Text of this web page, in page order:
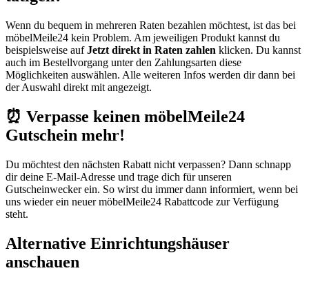
Wenn du bequem in mehreren Raten bezahlen möchtest, ist das bei
möbelMeile24 kein Problem. Am jeweiligen Produkt kannst du
beispielsweise aufJetzt direkt in Raten zahlen klicken. Du kannst
auch im Bestellvorgang unter den Zahlungsarten diese
Möglichkeiten auswählen. Alle weiteren Infos werden dir dann bei
der Auswahl direkt mit angezeigt.
⏰ Verpasse keinen möbelMeile24
Gutschein mehr!
Du möchtest den nächsten Rabatt nicht verpassen? Dann schnapp
dir deine E-Mail-Adresse und trage dich für unseren
Gutscheinweckerein. So wirst du immer dann informiert, wenn bei
uns wieder ein neuer möbelMeile24 Rabattcode zur Verfügung
steht.
Alternative Einrichtungshäuser
anschauen